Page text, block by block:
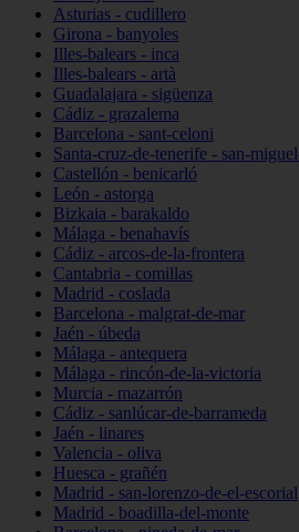
Asturias - cudillero
Girona - banyoles
Illes-balears - inca
Illes-balears - artà
Guadalajara - sigüenza
Cádiz - grazalema
Barcelona - sant-celoni
Santa-cruz-de-tenerife - san-
Castellón - benicarló
León - astorga
Bizkaia - barakaldo
Málaga - benahavís
Cádiz - arcos-de-la-frontera
Cantabria - comillas
Madrid - coslada
Barcelona - malgrat-de-mar
Jaén - úbeda
Málaga - antequera
Málaga - rincón-de-la-victoria
Murcia - mazarrón
Cádiz - sanlúcar-de-barrameda
Jaén - linares
Valencia - oliva
Huesca - grañén
Madrid - san-lorenzo-de-el-escorial
Madrid - boadilla-del-monte